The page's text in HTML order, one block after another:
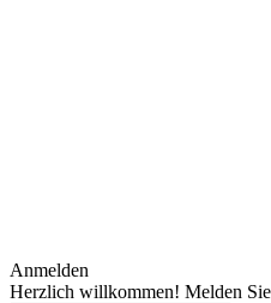
Anmelden
Herzlich willkommen! Melden